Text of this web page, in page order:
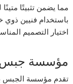
مما يضمن تثبيتًا
باستخدام فنيين ذوي
اختيار التصميم
مؤسسة جبس
تقدم مؤسسة الجبس